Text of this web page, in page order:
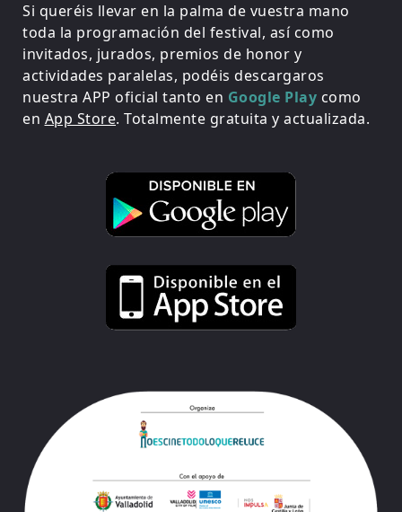
Si queréis llevar en la palma de vuestra mano
toda la programación del festival, así como
invitados, jurados, premios de honor y
actividades paralelas, podéis descargaros
nuestra APP oficial tanto en Google Play como
en App Store. Totalmente gratuita y actualizada.